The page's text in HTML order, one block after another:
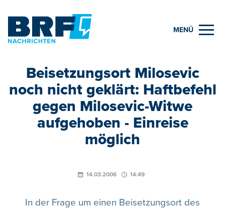
MENÜ
Beisetzungsort Milosevic
noch nicht geklärt: Haftbefehl
gegen Milosevic-Witwe
aufgehoben - Einreise
möglich
14.03.2006 14:49
In der Frage um einen Beisetzungsort des